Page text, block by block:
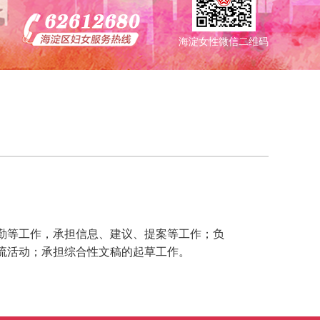
海淀女性微信二维码
工作，承担信息、建议、提案等工作；负
动；承担综合性文稿的起草工作。